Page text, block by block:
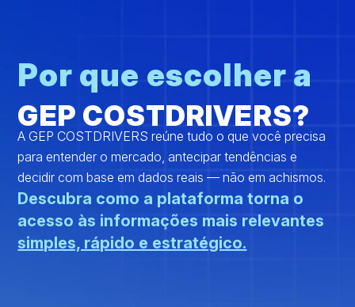
Por que escolher a
GEP COSTDRIVERS?
A GEP COSTDRIVERS reúne tudo o que você precisa
para entender o mercado, antecipar tendências e
decidir com base em dados reais — não em achismos.
Descubra como a plataforma torna o
acesso às informações mais relevantes
simples, rápido e estratégico.